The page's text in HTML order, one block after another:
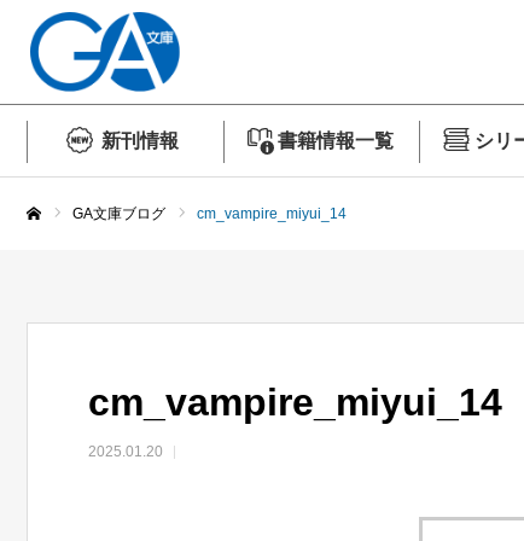
新刊情報 書籍情報一覧 シリ
GA文庫ブログ cm_vampire_miyui_14
cm_vampire_miyui_14
2025.01.20